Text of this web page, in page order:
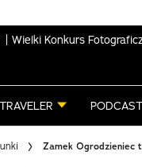
Wielki Konkurs
TRAVELER
Zamek Ogrodzieniec